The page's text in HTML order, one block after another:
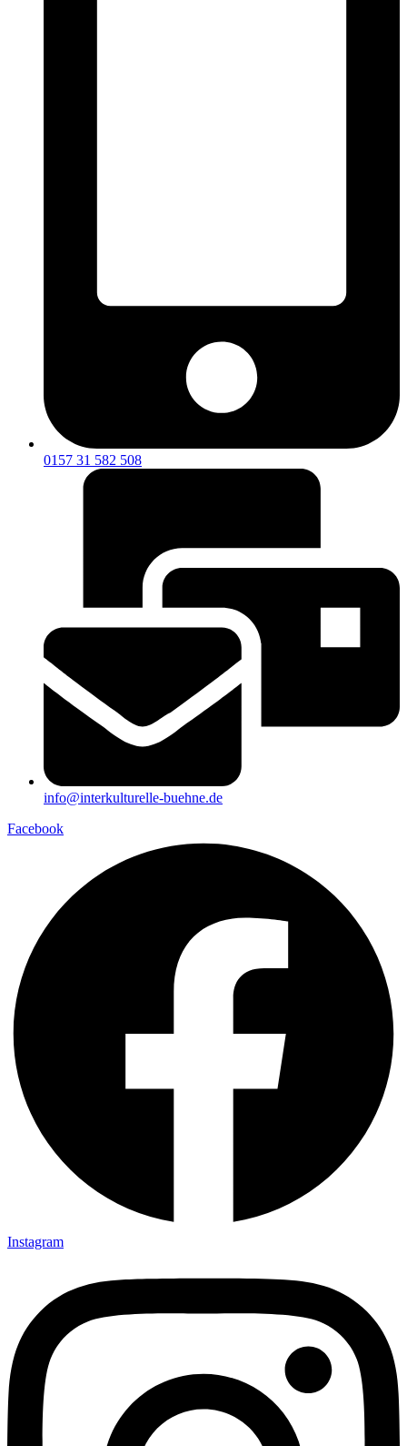
0157 31 582 508
info@interkulturelle-buehne.de
Facebook
Instagram